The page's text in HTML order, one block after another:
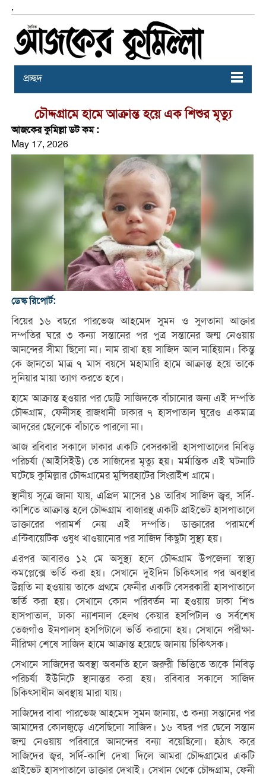
,
প্রচ্ছদ
চৌদ্দগ্রামে হামে আক্রান্ত হয়ে এক শিশুর মৃত্যু
আজকের কুমিল্লা ডট কম :
May 17, 2026
ডেস্ক রিপোর্ট:
বিয়ের ১৬ বছরে পারভেজ আহমেদ সুমন ও সুলতানা আক্তার
দম্পতির ঘরে ৩ কন্যা সন্তানের পর পুত্র সন্তানের জন্ম নেওয়ায়
আনন্দের সীমা ছিলো না। নাম রাখা হয় সাজিদ আল নাহিয়ান। কিন্তু
কে জানতো মাত্র ৭ মাস বয়সে মহামারি হামে আক্রান্ত হয়ে তাকে
দুনিয়ার মায়া ত্যাগ করতে হবে।
হামে আক্রান্ত হওয়ার পর ছোট্ট সাজিদকে বাঁচানোর জন্য এই দম্পতি
চৌদ্দগ্রাম, ফেনীসহ রাজধানী ঢাকার ৭ হাসপাতাল ঘুরেও একমাত্র
আদরের ছেলেকে বাঁচাতে পারলো না।
আজ রবিবার সকালে ঢাকার একটি বেসরকারী হাসপাতালের নিবিড়
পরিচর্যা (আইসিইউ) তে সাজিদের মৃত্যু হয়। মর্মান্তিক এই ঘটনাটি
ঘটেছে কুমিল্লার চৌদ্দগ্রামের মুন্সিরহাটের সিংরাইশ গ্রামে।
স্থানীয় সূত্রে জানা যায়, এপ্রিল মাসের ১৪ তারিখ সাজিদ জ্বর, সর্দি-
কাশিতে আক্রান্ত হলে চৌদ্দগ্রাম বাজারস্থ একটি প্রাইভেট হাসপাতালে
ডাক্তারের পরামর্শ নেয় এই দম্পতি। ডাক্তারের পরামর্শে
এন্টিবায়েটিক ওষুধ খাওয়ানোর পর সাজিদ কিছুটা সুস্থ্য হয়।
এরপর আবারও ১২ মে অসুস্থ্য হলে চৌদ্দগ্রাম উপজেলা স্বাস্থ্য
কমপ্লেক্সে ভর্তি করা হয়। সেখানে দুইদিন চিকিৎসার পর অবস্থার
উন্নতি না হওয়ায় তাকে প্রথমে ফেনীর একটি বেসরকারী হাসপাতালে
ভর্তি করা হয়। সেখানে কোন পরিবর্তন না হওয়ায় ঢাকা শিশু
হাসপাতাল, ঢাকা ন্যাশনাল হেলথ কেয়ার হসপিটাল ও সর্বশেষ
তেজগাঁও ইনপালস্ হসপিটালে ভর্তি করানো হয়। সেখানে পরীক্ষা-
নীরিক্ষা শেষে সাজিদ হামে আক্রান্ত হয়েছে জানায় চিকিৎসক।
সেখানে সাজিদের অবস্থা অবনতি হলে জরুরী ভিত্তিতে তাকে নিবিড়
পরিচর্যা ইউনিটে স্থানান্তর করা হয়। রবিবার সকালে সাজিদ
চিকিৎসাধীন অবস্থায় মারা যায়।
সাজিদের বাবা পারভেজ আহমেদ সুমন জানায়, ৩ কন্যা সন্তানের পর
আমাদের কোলজুড়ে এসেছিলো সাজিদ। ১৬ বছর পর ছেলে সন্তান
জন্ম নেওয়ায় পরিবারে আনন্দের বন্যা বয়েছিলো। হঠাৎ করে
সাজিদের জ্বর, সর্দি-কাশি দেখা দিলে আমরা চৌদ্দগ্রামের একটি
প্রাইভেট হাসপাতালে ডাক্তার দেখাই। সেখান থেকে চৌদ্দগ্রাম, ফেনী